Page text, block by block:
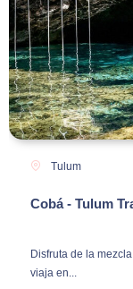
Cobá - Tulum
Disfruta de la
viaja en...
Tulum